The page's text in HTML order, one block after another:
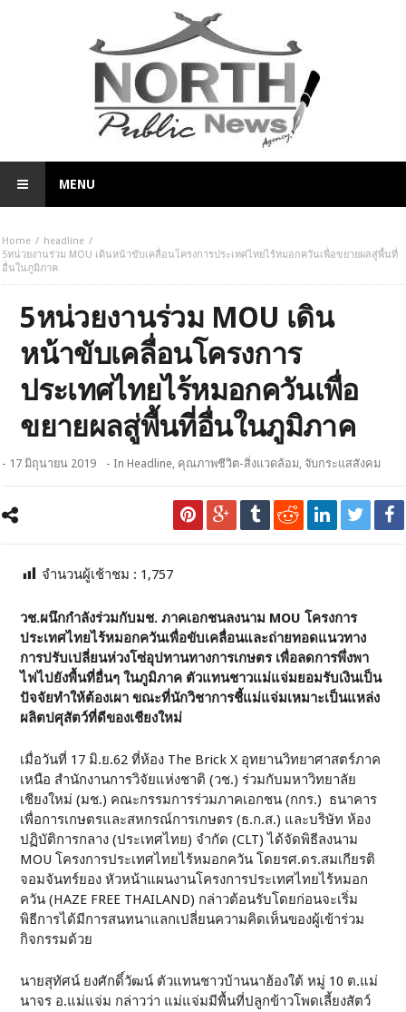
MENU
Home
headline
5หน่วยงานร่วม MOU เดินหน้าขับเคลื่อนโครงการประเทศไทยไร้หมอกควันเพื่อขยายผลสู่พื้นที่
อื่นในภูมิภาค
5หน่วยงานร่วม MOU เดิน
หน้าขับเคลื่อนโครงการ
ประเทศไทยไร้หมอกควันเพื่อ
ขยายผลสู่พื้นที่อื่นในภูมิภาค
- 17 มิถุนายน 2019 - InHeadline, คุณภาพชีวิต-สิ่งแวดล้อม, จับกระแสสังคม
จำนวนผู้เช้าชม : 1,757
วช.ผนึกกำลังร่วมกับมช. ภาคเอกชนลงนาม MOU โครงการ
ประเทศไทยไร้หมอกควันเพื่อขับเคลื่อนและถ่ายทอดแนวทาง
การปรับเปลี่ยนห่วงโซ่อุปทานทางการเกษตร เพื่อลดการพึ่งพา
ไฟไปยังพื้นที่อื่นๆ ในภูมิภาค ตัวแทนชาวแม่แจ่มยอมรับเงินเป็น
ปัจจัยทำให้ต้องเผา ขณะที่นักวิชาการชี้แม่แจ่มเหมาะเป็นแหล่ง
ผลิตปศุสัตว์ที่ดีของเชียงใหม่
เมื่อวันที่ 17 มิ.ย.62 ที่ห้อง The Brick X อุทยานวิทยาศาสตร์ภาค
เหนือ สำนักงานการวิจัยแห่งชาติ (วช.) ร่วมกับมหาวิทยาลัย
เชียงใหม่ (มช.) คณะกรรมการร่วมภาคเอกชน (กกร.) ธนาคาร
เพื่อการเกษตรและสหกรณ์การเกษตร (ธ.ก.ส.) และบริษัท ห้อง
ปฏิบัติการกลาง (ประเทศไทย) จำกัด (CLT) ได้จัดพิธีลงนาม
MOU โครงการประเทศไทยไร้หมอกควัน โดยรศ.ดร.สมเกียรติ
จอมจันทร์ยอง หัวหน้าแผนงานโครงการประเทศไทยไร้หมอก
ควัน (HAZE FREE THAILAND) กล่าวต้อนรับโดยก่อนจะเริ่ม
พิธีการได้มีการสนทนาแลกเปลี่ยนความคิดเห็นของผู้เข้าร่วม
กิจกรรมด้วย
นายสุทัศน์ ยงศักดิ์วัฒน์ ตัวแทนชาวบ้านนาฮ้องใต้ หมู่ 10 ต.แม่
นาจร อ.แม่แจ่ม กล่าวว่า แม่แจ่มมีพื้นที่ปลูกข้าวโพดเลี้ยงสัตว์